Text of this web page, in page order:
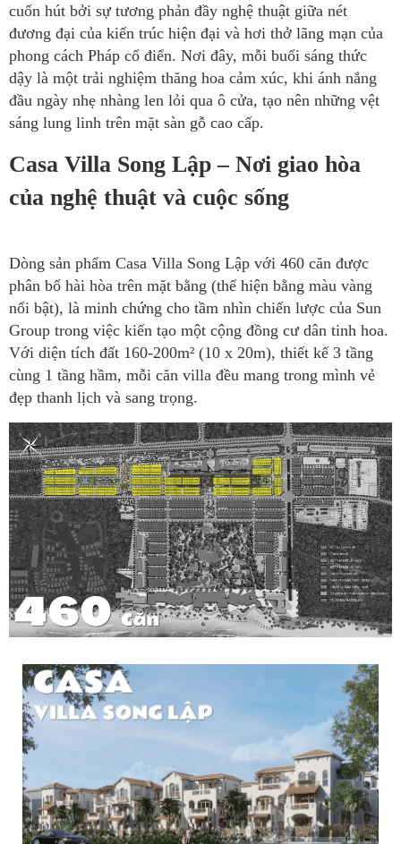
cuốn hút bởi sự tương phản đầy nghệ thuật giữa nét
đương đại của kiến trúc hiện đại và hơi thở lãng mạn của
phong cách Pháp cổ điển. Nơi đây, mỗi buổi sáng thức
dậy là một trải nghiệm thăng hoa cảm xúc, khi ánh nắng
đầu ngày nhẹ nhàng len lỏi qua ô cửa, tạo nên những vệt
sáng lung linh trên mặt sàn gỗ cao cấp.
Casa Villa Song Lập – Nơi giao hòa
của nghệ thuật và cuộc sống
Dòng sản phẩm Casa Villa Song Lập với 460 căn được
phân bổ hài hòa trên mặt bằng (thể hiện bằng màu vàng
nổi bật), là minh chứng cho tầm nhìn chiến lược của Sun
Group trong việc kiến tạo một cộng đồng cư dân tinh hoa.
Với diện tích đất 160-200m² (10 x 20m), thiết kế 3 tầng
cùng 1 tầng hầm, mỗi căn villa đều mang trong mình vẻ
đẹp thanh lịch và sang trọng.